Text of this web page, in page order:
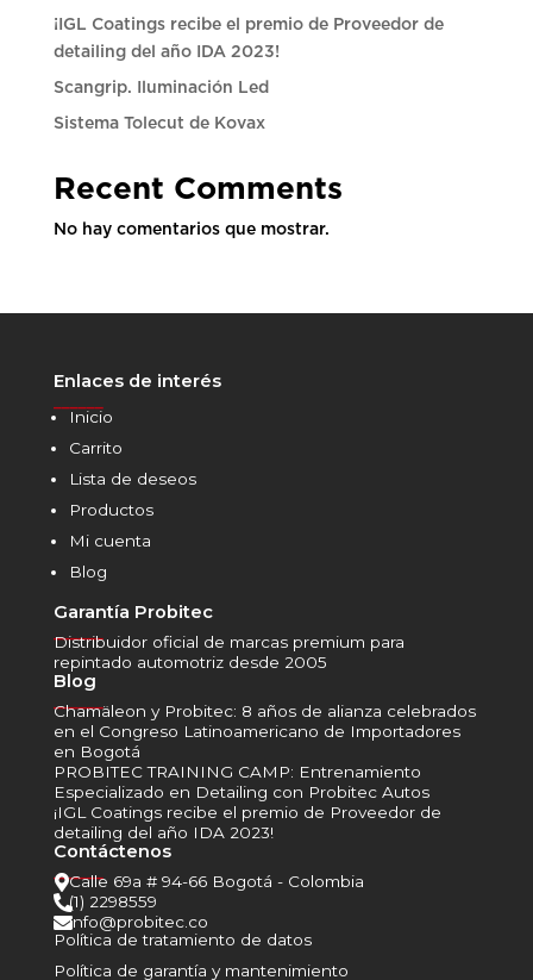
¡IGL Coatings recibe el premio de Proveedor de
detailing del año IDA 2023!
Scangrip. Iluminación Led
Sistema Tolecut de Kovax
Recent Comments
No hay comentarios que mostrar.
Enlaces de interés
Inicio
Carrito
Lista de deseos
Productos
Mi cuenta
Blog
Garantía Probitec
______
Distribuidor oficial de marcas premium para
repintado automotriz desde 2005
Blog
______
Chamäleon y Probitec: 8 años de alianza celebrados
en el Congreso Latinoamericano de Importadores
en Bogotá
PROBITEC TRAINING CAMP: Entrenamiento
Especializado en Detailing con Probitec Autos
¡IGL Coatings recibe el premio de Proveedor de
detailing del año IDA 2023!
Contáctenos
______
Calle 69a # 94-66 Bogotá - Colombia
(1) 2298559
info@probitec.co
Política de tratamiento de datos
Política de garantía y mantenimiento